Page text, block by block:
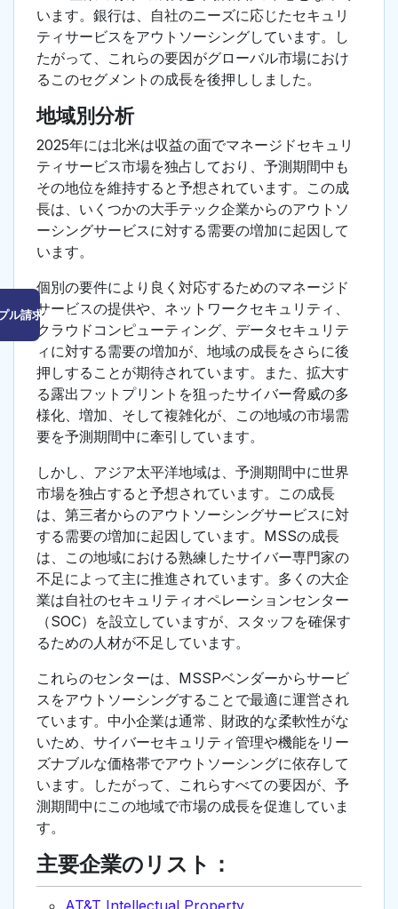
ル請求はこちら
います。銀行は、自社のニーズに応じたセキュリ
ティサービスをアウトソーシングしています。し
たがって、これらの要因がグローバル市場におけ
るこのセグメントの成長を後押ししました。
地域別分析
2025年には北米は収益の面でマネージドセキュリ
ティサービス市場を独占しており、予測期間中も
その地位を維持すると予想されています。この成
長は、いくつかの大手テック企業からのアウトソ
ーシングサービスに対する需要の増加に起因して
います。
個別の要件により良く対応するためのマネージド
サービスの提供や、ネットワークセキュリティ、
クラウドコンピューティング、データセキュリテ
ィに対する需要の増加が、地域の成長をさらに後
押しすることが期待されています。また、拡大す
る露出フットプリントを狙ったサイバー脅威の多
様化、増加、そして複雑化が、この地域の市場需
要を予測期間中に牽引しています。
しかし、アジア太平洋地域は、予測期間中に世界
市場を独占すると予想されています。この成長
は、第三者からのアウトソーシングサービスに対
する需要の増加に起因しています。MSSの成長
は、この地域における熟練したサイバー専門家の
不足によって主に推進されています。多くの大企
業は自社のセキュリティオペレーションセンター
（SOC）を設立していますが、スタッフを確保す
るための人材が不足しています。
これらのセンターは、MSSPベンダーからサービ
スをアウトソーシングすることで最適に運営され
ています。中小企業は通常、財政的な柔軟性がな
いため、サイバーセキュリティ管理や機能をリー
ズナブルな価格帯でアウトソーシングに依存して
います。したがって、これらすべての要因が、予
測期間中にこの地域で市場の成長を促進していま
す。
主要企業のリスト：